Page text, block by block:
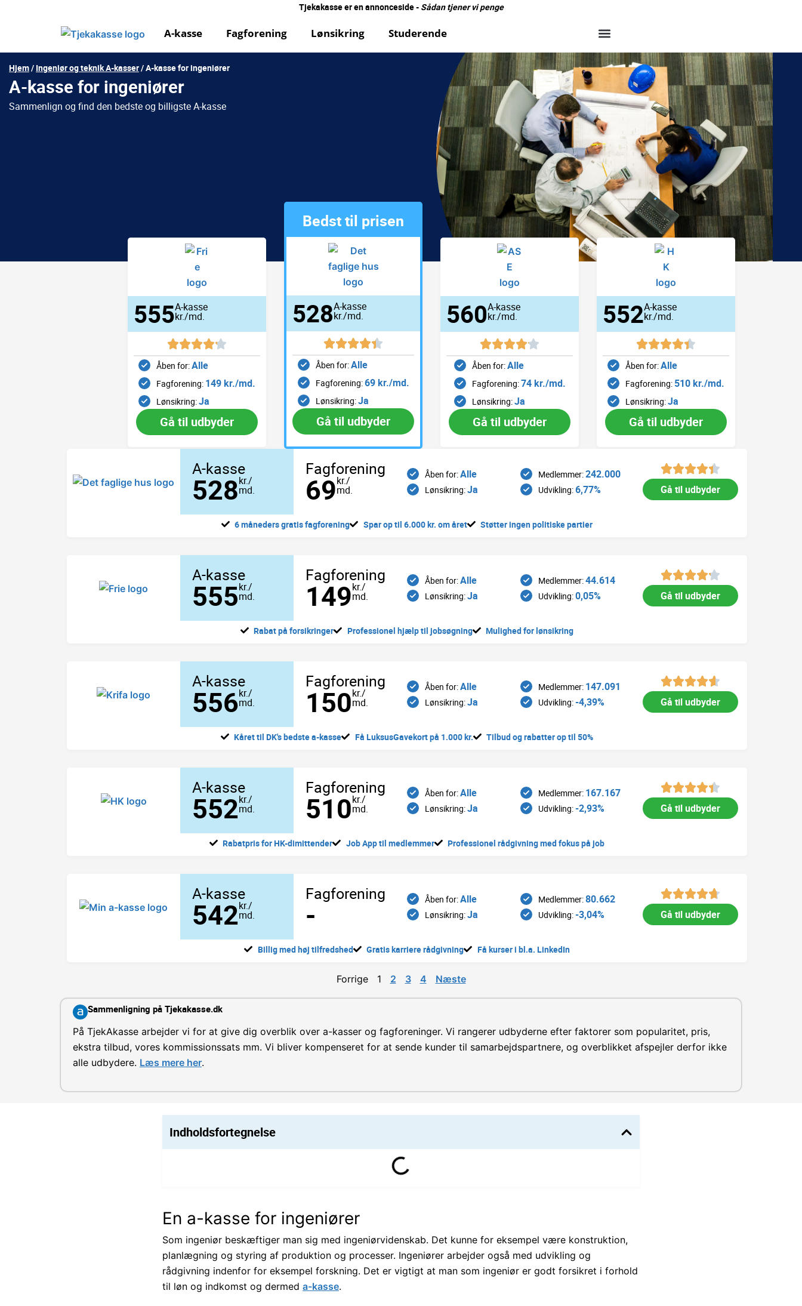
Tjekakasse er en annonceside - Sådan tjener vi penge
A-kasse Fagforening Lønsikring Studerende
Hjem/ Ingeniør og teknik A-kasser/A-kasse for ingeniører
A-kasse for ingeniører
Sammenlign og find den bedste og billigste A-kasse
555A-kasse
kr./md.
Åben for:Alle
Fagforening: 149 kr./md.
Lønsikring:Ja
Gå til udbyder
Bedst til prisen
528A-kasse
kr./md.
Åben for:Alle
Fagforening:69 kr./md.
Lønsikring:Ja
Gå til udbyder
560A-kasse
kr./md.
Åben for:Alle
Fagforening:74 kr./md.
Lønsikring:Ja
Gå til udbyder
552A-kasse
kr./md.
Åben for:Alle
Fagforening: 510 kr./md.
Lønsikring:Ja
Gå til udbyder
A-kasse
528kr./
md.
Fagforening
69kr./
md.
Åben for:Alle
Lønsikring:Ja
Medlemmer:242.000
Udvikling:6,77% Gå til udbyder
6 måneders gratis fagforening Spar op til 6.000 kr. om året Støtter ingen politiske partier
A-kasse
555kr./
md.
Fagforening
149kr./
md.
Åben for:Alle
Lønsikring:Ja
Medlemmer:44.614
Udvikling:0,05% Gå til udbyder
Rabat på forsikringer Professionel hjælp til jobsøgning Mulighed for lønsikring
A-kasse
556kr./
md.
Fagforening
150kr./
md.
Åben for:Alle
Lønsikring:Ja
Medlemmer: 147.091
Udvikling:-4,39% Gå til udbyder
Kåret til DK's bedste a-kasse Få LuksusGavekort på 1.000 kr. Tilbud og rabatter op til 50%
A-kasse
552kr./
md.
Fagforening
510kr./
md.
Åben for:Alle
Lønsikring:Ja
Medlemmer: 167.167
Udvikling:-2,93% Gå til udbyder
Rabatpris for HK-dimittender Job App til medlemmer Professionel rådgivning med fokus på job
A-kasse
542kr./
md.
Fagforening
- Åben for:Alle
Lønsikring:Ja
Medlemmer:80.662
Udvikling:-3,04% Gå til udbyder
Billig med høj tilfredshed Gratis karriere rådgivning Få kurser i bl.a. LinkedIn
Forrige
i
1 2
d
3 4 Næste
Sammenligning på Tjekakasse.dk
På TjekAkasse arbejder vi for at give dig overblik over a-kasser og fagforeninger. Vi rangerer udbyderne efter faktorer som popularitet, pris,
ekstra tilbud, vores kommissionssats mm. Vi bliver kompenseret for at sende kunder til samarbejdspartnere, og overblikket afspejler derfor ikke
alle udbydere. Læs mere her.
Indholdsfortegnelse
En a-kasse for ingeniører
Som ingeniør beskæftiger man sig med ingeniørvidenskab. Det kunne for eksempel være konstruktion,
planlægning og styring af produktion og processer. Ingeniører arbejder også med udvikling og
rådgivning indenfor for eksempel forskning. Det er vigtigt at man som ingeniør er godt forsikret i forhold
til løn og indkomst og dermed a-kasse.